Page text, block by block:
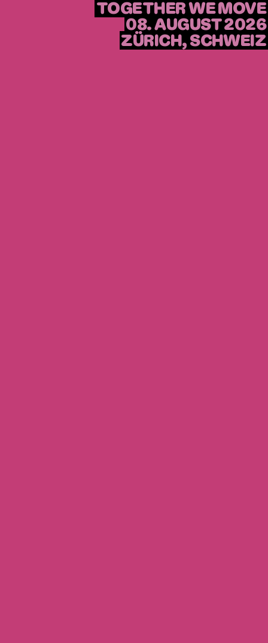
TOGETHER WE MOVE
08. AUGUST 2026
ZÜRICH, SCHWEIZ